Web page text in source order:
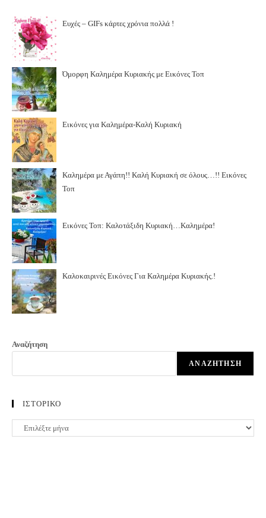
Ευχές – GIFs κάρτες χρόνια πολλά !
Όμορφη Καλημέρα Κυριακής με Εικόνες Τοπ
Εικόνες για Καλημέρα-Καλή Κυριακή
Καλημέρα με Αγάπη!! Καλή Κυριακή σε όλους…!! Εικόνες
Τοπ
Εικόνες Τοπ: Καλοτάξιδη Κυριακή…Καλημέρα!
Καλοκαιρινές Εικόνες Για Καλημέρα Κυριακής.!
Αναζήτηση
ΑΝΑΖΉΤΗΣΗ
ΙΣΤΟΡΙΚΟ
ΙΣΤΟΡΙΚΟ